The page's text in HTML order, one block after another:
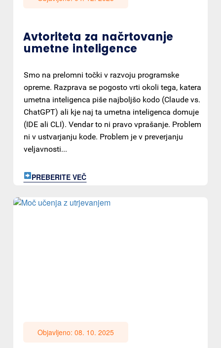
Avtoriteta za načrtovanje
umetne inteligence
Smo na prelomni točki v razvoju programske
opreme. Razprava se pogosto vrti okoli tega, katera
umetna inteligenca piše najboljšo kodo (Claude vs.
ChatGPT) ali kje naj ta umetna inteligenca domuje
(IDE ali CLI). Vendar to ni pravo vprašanje. Problem
ni v ustvarjanju kode. Problem je v preverjanju
veljavnosti...
PREBERITE VEČ
Objavljeno: 08. 10. 2025